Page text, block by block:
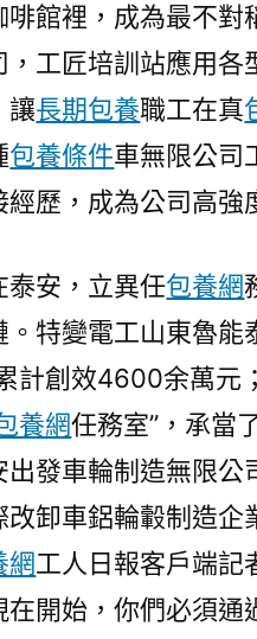
啡館裡，成為最不
，工匠培訓站應用
讓長期包養職工在真
包養條件車無限公司
歷，成為公司高強
泰安，立異任包養網
特變電工山東魯能
計創效4600余萬元
養網任務室”，承當
發車輪制造無限公
改卸車鋁輪轂制造企
網工人日報客戶端記
開始，你們必須通